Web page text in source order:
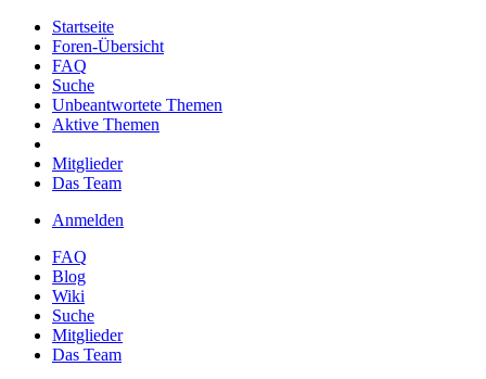
Startseite
Foren-Übersicht
FAQ
Suche
Unbeantwortete Themen
Aktive Themen
Mitglieder
Das Team
Anmelden
FAQ
Blog
Wiki
Suche
Mitglieder
Das Team